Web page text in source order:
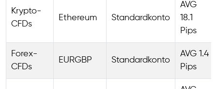
Krypto-
CFDs
Ethereum Standardkonto
AVG
18.1
Pips
Forex-
CFDs
EURGBP Standardkonto
AVG 1.4
Pips